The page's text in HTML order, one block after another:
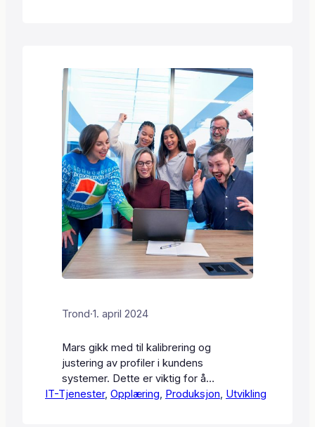
Trond·1. april 2024
Mars gikk med til kalibrering og
justering av profiler i kundens
systemer. Dette er viktig for å
opprettholde kvalitet og effektivitet i
IT-Tjenester, Opplæring, Produksjon, Utvikling